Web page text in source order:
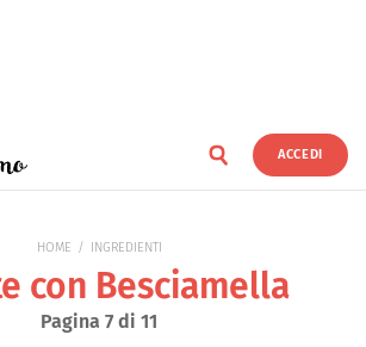
ACCEDI
HOME INGREDIENTI
con Besciamella
Pagina 7 di 11